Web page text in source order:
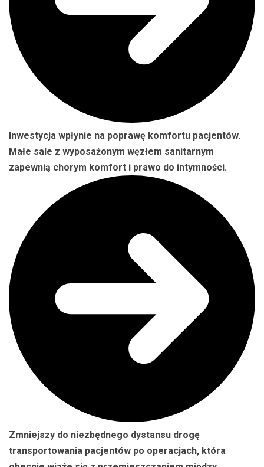
Inwestycja wpłynie na poprawę komfortu pacjentów.
Małe sale z wyposażonym węzłem sanitarnym
zapewnią chorym komfort i prawo do intymności.
Zmniejszy do niezbędnego dystansu drogę
transportowania pacjentów po operacjach, która